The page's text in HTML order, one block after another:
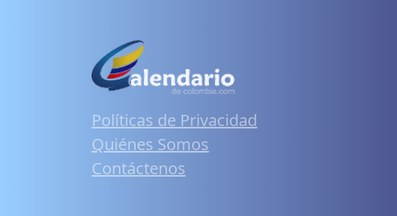
Políticas de Privacidad
Quiénes Somos
Contáctenos